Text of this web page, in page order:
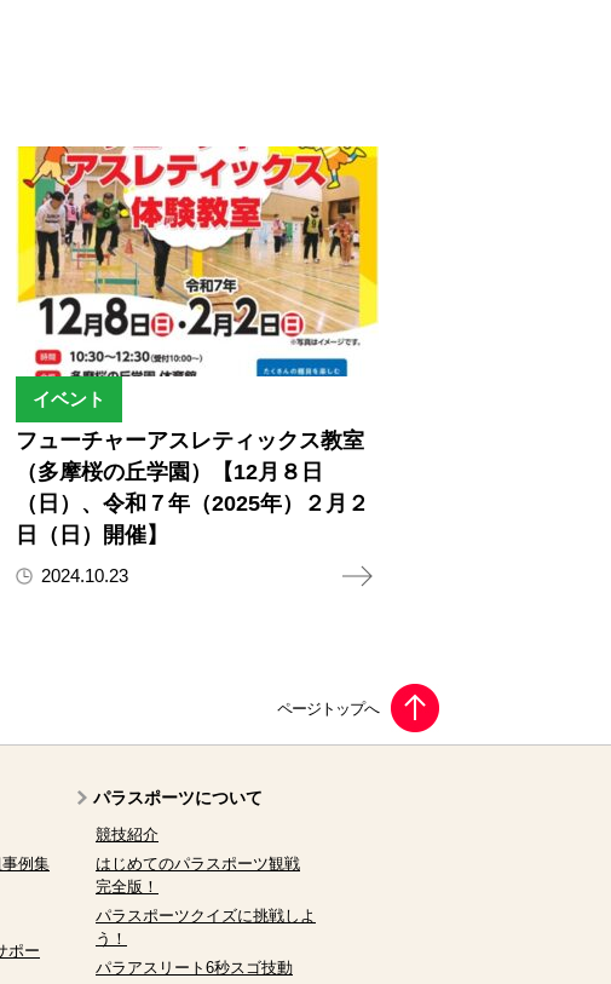
イベント
フューチャーアスレティックス教室
（多摩桜の丘学園）【12月８日
（日）、令和７年（2025年）２月２
日（日）開催】
2024.10.23
例集
ポー
パラスポーツについて
競技紹介
はじめてのパラスポーツ観戦
完全版！
パラスポーツクイズに挑戦しよ
う！
パラアスリート6秒スゴ技動